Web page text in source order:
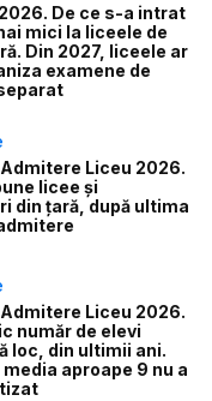
De ce s-a intrat
mici la liceele de
Din 2027, liceele ar
examene de
Liceu 2026.
licee și
din țară, după ultima
Liceu 2026.
număr de elevi
loc, din ultimii ani.
media aproape 9 nu a